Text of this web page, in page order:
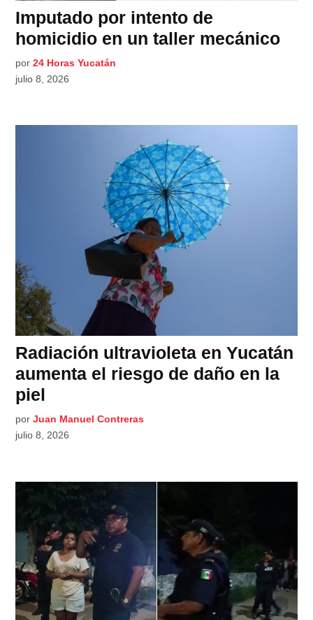
Imputado por intento de
homicidio en un taller mecánico
por 24 Horas Yucatán
julio 8, 2026
Radiación ultravioleta en Yucatán
aumenta el riesgo de daño en la
piel
por Juan Manuel Contreras
julio 8, 2026